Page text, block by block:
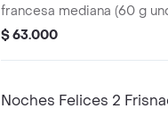
francesa mediana (60 g
(325 ml und). Escoge entre
$ 63.000
Noches Felices 2